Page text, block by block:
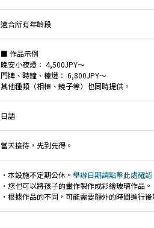
適合所有年齡段
■ 作品示例
晚安小夜燈： 4,500JPY～
門牌、時鐘、檯燈： 6,800JPY～
其他種類（相框、鏡子等）也同時提供。
日語
當天接待，先到先得。
・本設施不定期公休。 舉辦日期請點擊此處確認
・您也可以將孩子的畫作製作成彩繪玻璃作品。
・根據作品的不同，可能需要額外的時間進行